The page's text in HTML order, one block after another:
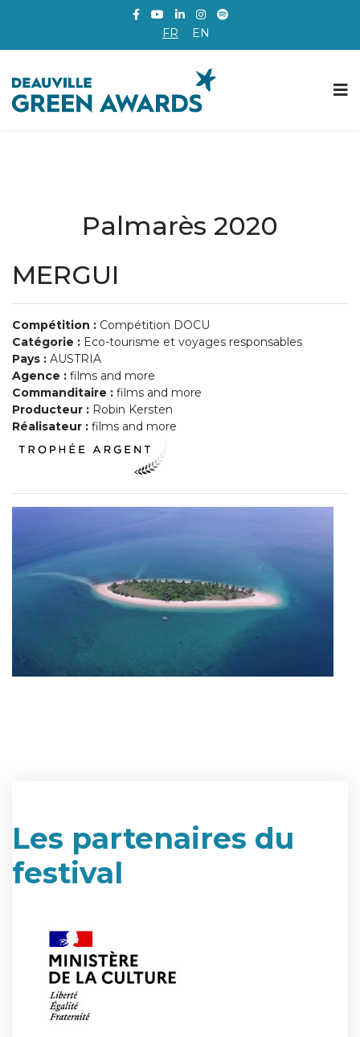
FR EN
Palmarès 2020
MERGUI
Compétition : Compétition DOCU
Catégorie : Eco-tourisme et voyages responsables
Pays : AUSTRIA
Agence : films and more
Commanditaire : films and more
Producteur : Robin Kersten
Réalisateur : films and more
Les partenaires du
festival